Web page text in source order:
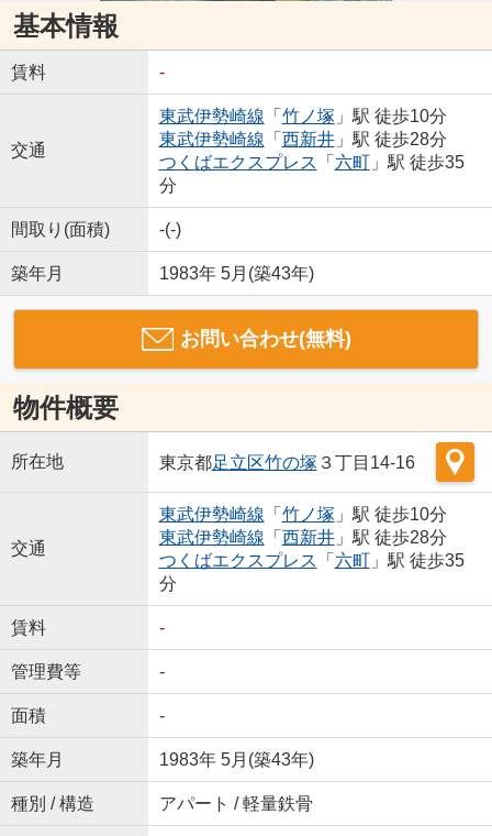
基本情報
賃料 -
交通
東武伊勢崎線 「 竹ノ塚 」駅 徒歩10分
東武伊勢崎線 「 西新井」駅 徒歩28分
つくばエクスプレス 「 六町」駅 徒歩35
分
間取り(面積) -(-)
築年月 1983年 5月(築43年)
お問い合わせ(無料)
物件概要
所在地 東京都足立区竹の塚 ３丁目14-16
交通
東武伊勢崎線 「 竹ノ塚 」駅 徒歩10分
東武伊勢崎線 「 西新井」駅 徒歩28分
つくばエクスプレス 「 六町」駅 徒歩35
分
賃料 -
管理費等 -
面積 -
築年月 1983年 5月(築43年)
種別 / 構造 アパート / 軽量鉄骨